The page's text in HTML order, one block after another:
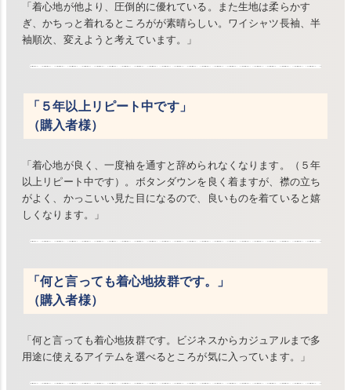
「着心地が他より、圧倒的に優れている。また生地は柔らかす
ぎ、かちっと着れるところがが素晴らしい。ワイシャツ長袖、半
袖順次、変えようと考えています。」
「５年以上リピート中です」
（購入者様）
「着心地が良く、一度袖を通すと辞められなくなります。（５年
以上リピート中です）。ボタンダウンを良く着ますが、襟の立ち
がよく、かっこいい見た目になるので、良いものを着ていると嬉
しくなります。」
「何と言っても着心地抜群です。」
（購入者様）
「何と言っても着心地抜群です。ビジネスからカジュアルまで多
用途に使えるアイテムを選べるところが気に入っています。」